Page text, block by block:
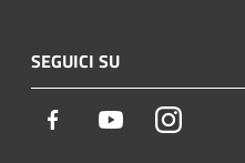
SEGUICI SU
Facebook YoutubeInstagram